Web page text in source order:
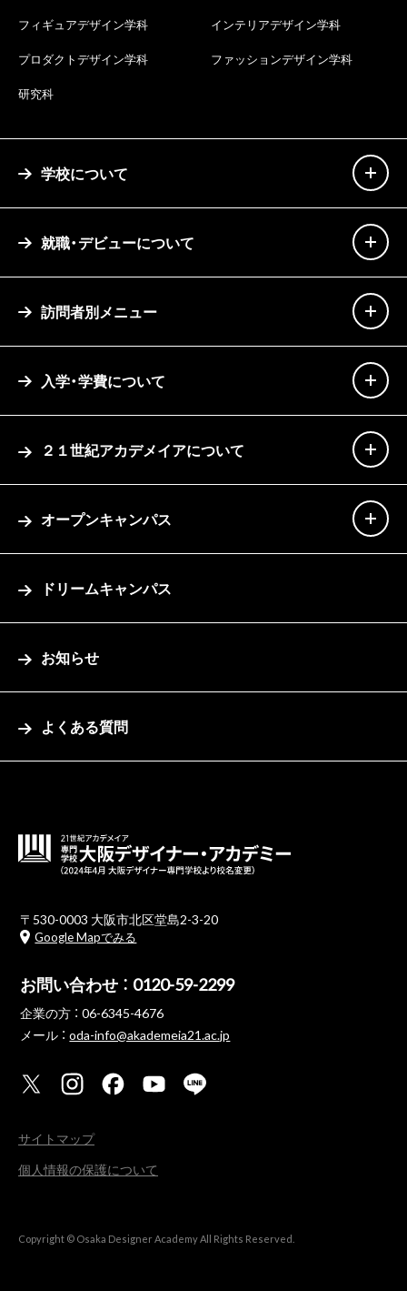
フィギュアデザイン学科
インテリアデザイン学科
プロダクトデザイン学科
ファッションデザイン学科
研究科
学校について
就職・デビューについて
訪問者別メニュー
入学・学費について
２１世紀アカデメイアについて
オープンキャンパス
ドリームキャンパス
お知らせ
よくある質問
〒530-0003 大阪市北区堂島2-3-20
Google Mapでみる
お問い合わせ ： 0120-59-2299
企業の方 ： 06-6345-4676
メール ：oda-info@akademeia21.ac.jp
サイトマップ
個人情報の保護について
Copyright © Osaka Designer Academy All Rights Reserved.